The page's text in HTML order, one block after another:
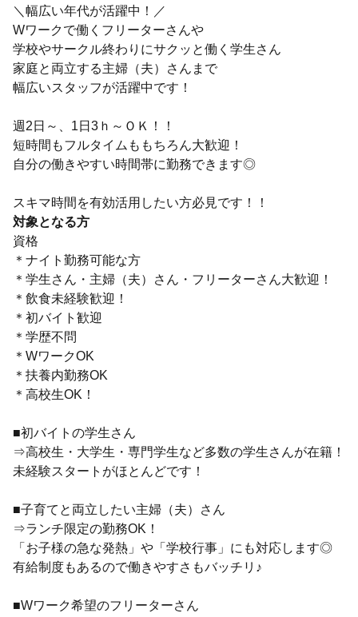
＼幅広い年代が活躍中！／
Wワークで働くフリーターさんや
学校やサークル終わりにサクッと働く学生さん
家庭と両立する主婦（夫）さんまで
幅広いスタッフが活躍中です！
週2日～、1日3ｈ～ＯＫ！！
短時間もフルタイムももちろん大歓迎！
自分の働きやすい時間帯に勤務できます◎
スキマ時間を有効活用したい方必見です！！
対象となる方
資格
＊ナイト勤務可能な方
＊学生さん・主婦（夫）さん・フリーターさん大歓迎！
＊飲食未経験歓迎！
＊初バイト歓迎
＊学歴不問
＊WワークOK
＊扶養内勤務OK
＊高校生OK！
■初バイトの学生さん
⇒高校生・大学生・専門学生など多数の学生さんが在籍！
未経験スタートがほとんどです！
■子育てと両立したい主婦（夫）さん
⇒ランチ限定の勤務OK！
「お子様の急な発熱」や「学校行事」にも対応します◎
有給制度もあるので働きやすさもバッチリ♪
■Wワーク希望のフリーターさん